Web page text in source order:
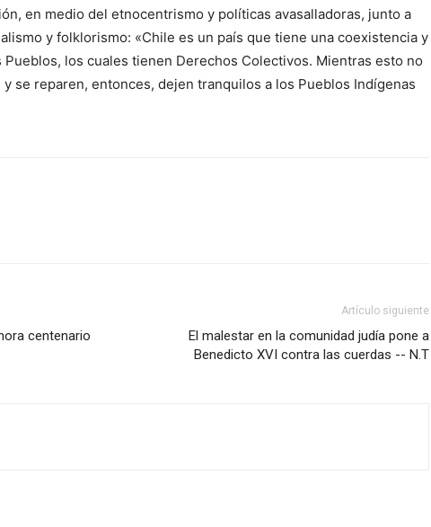
en medio del etnocentrismo y políticas avasalladoras, junto a
y folklorismo: «Chile es un país que tiene una coexistencia y
los cuales tienen Derechos Colectivos. Mientras esto no
se reparen, entonces, dejen tranquilos a los Pueblos Indígenas
centenario
Artículo siguiente
El malestar en la comunidad judía pone a
Benedicto XVI contra las cuerdas -- N.T